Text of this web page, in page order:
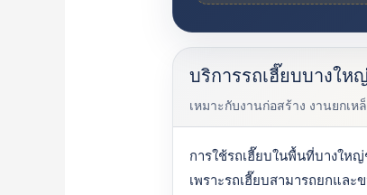
บริการรถเฮี๊ยบบางให
เหมาะกับงานก่อสร้าง งานยกเ
การใช้รถเฮี๊ยบในพื้นที่บางให
เพราะรถเฮี๊ยบสามารถยกและ